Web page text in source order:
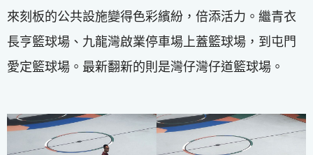
來刻板的公共設施變得色彩繽紛，倍添活力。繼青衣
長亨籃球場、九龍灣啟業停車場上蓋籃球場，到屯門
愛定籃球場。最新翻新的則是灣仔灣仔道籃球場。